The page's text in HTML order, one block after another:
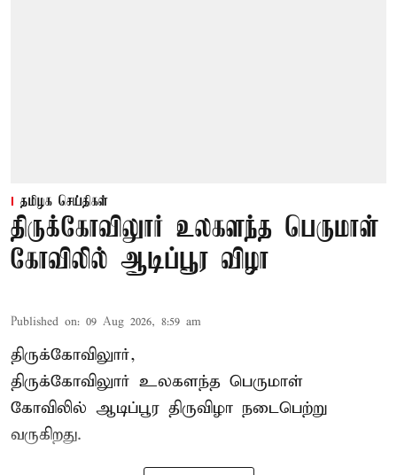
தமிழக செய்திகள்
திருக்கோவிலுார் உலகளந்த பெருமாள்
கோவிலில் ஆடிப்பூர விழா
Published on: 09 Aug 2026, 8:59 am
திருக்கோவிலுார்,
திருக்கோவிலுார் உலகளந்த பெருமாள்
கோவிலில் ஆடிப்பூர திருவிழா நடைபெற்று
வருகிறது.